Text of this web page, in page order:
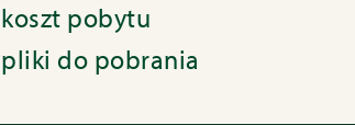
koszt pobytu
pliki do pobrania